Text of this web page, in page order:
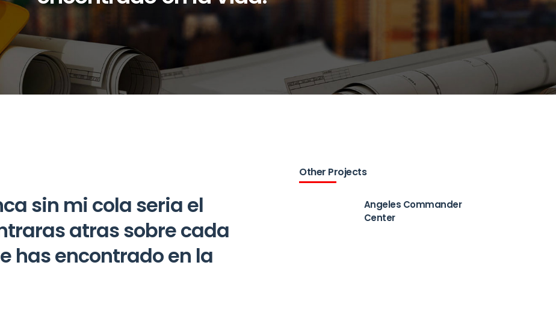
sin mi cola seri­a el
atras sobre cada
has encontrado en la
Other Projects
Angeles Commander
Center